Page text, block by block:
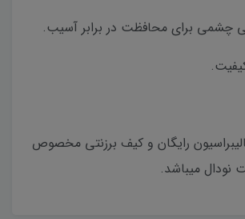
چشمی برای محافظت در برابر آسیب.
رایگان و کیف برزنتی مخصوص
میباشد.